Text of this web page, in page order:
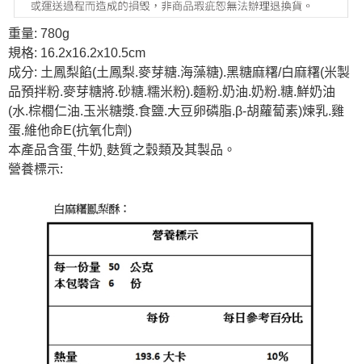
重量: 780g
規格: 16.2x16.2x10.5cm
成分: 土鳳梨餡(土鳳梨.麥芽糖.海藻糖).黑糖麻糬/白麻糬(米製
品預拌粉.麥芽糖將.砂糖.糯米粉).麵粉.奶油.奶粉.糖.鮮奶油
(水.棕櫚仁油.玉米糖漿.食鹽.大豆卵磷脂.β-胡蘿蔔素)煉乳.雞
蛋.維他命E(抗氧化劑)
本產品含蛋ˎ牛奶ˎ麩質之穀類及其製品。
營養標示: